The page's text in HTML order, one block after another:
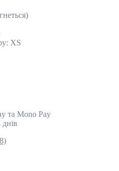
ХS
та Mono Pay